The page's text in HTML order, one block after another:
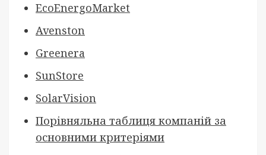
EcoEnergoMarket
Avenston
Greenera
SunStore
SolarVision
Порівняльна таблиця компаній за
основними критеріями